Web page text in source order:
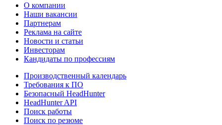
О компании
Наши вакансии
Партнерам
Реклама на сайте
Новости и статьи
Инвесторам
Кандидаты по профессиям
Производственный календарь
Требования к ПО
Безопасный HeadHunter
HeadHunter API
Поиск работы
Поиск по резюме